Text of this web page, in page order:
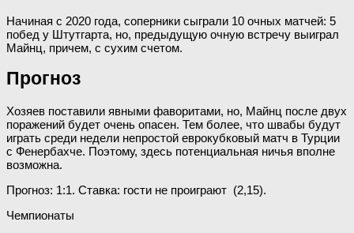
Начиная с 2020 года, соперники сыграли 10 очных матчей: 5
побед у Штутгарта, но, предыдущую очную встречу выиграл
Майнц, причем, с сухим счетом.
Прогноз
Хозяев поставили явными фаворитами, но, Майнц после двух
поражений будет очень опасен. Тем более, что швабы будут
играть среди недели непростой еврокубковый матч в Турции
с Фенербахче. Поэтому, здесь потенциальная ничья вполне
возможна.
Прогноз: 1:1. Ставка: гости не проиграют (2,15).
Чемпионаты